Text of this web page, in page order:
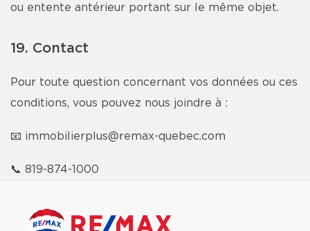
ou entente antérieur portant sur le même objet.
19. Contact
Pour toute question concernant vos données ou ces
conditions, vous pouvez nous joindre à :
📧 immobilierplus@remax-quebec.com
📞 819-874-1000